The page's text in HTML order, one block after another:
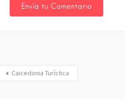
Caicedonia Turística